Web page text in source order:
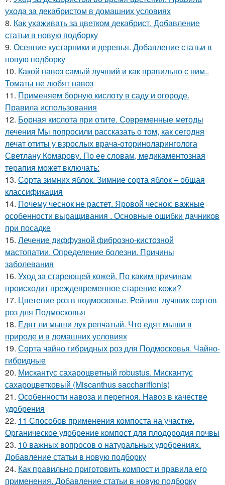
ухода за декабристом в домашних условиях
8. Как ухаживать за цветком декабрист. Добавление
статьи в новую подборку
9. Осенние кустарники и деревья. Добавление статьи в
новую подборку
10. Какой навоз самый лучший и как правильно с ним..
Томаты не любят навоз
11. Применяем борную кислоту в саду и огороде.
Правила использования
12. Борная кислота при отите. Современные методы
лечения Мы попросили рассказать о том, как сегодня
лечат отиты у взрослых врача-оториноларинголога
Светлану Комарову. По ее словам, медикаментозная
терапия может включать:
13. Сорта зимних яблок. Зимние сорта яблок – общая
классификация
14. Почему чеснок не растет. Яровой чеснок: важные
особенности выращивания . Основные ошибки дачников
при посадке
15. Лечение диффузной фиброзно-кистозной
мастопатии. Определение болезни. Причины
заболевания
16. Уход за стареющей кожей. По каким причинам
происходит преждевременное старение кожи?
17. Цветение роз в подмосковье. Рейтинг лучших сортов
роз для Подмосковья
18. Едят ли мыши лук репчатый. Что едят мыши в
природе и в домашних условиях
19. Сорта чайно гибридных роз для Подмосковья. Чайно-
гибридные
20. Мискантус сахароцветный robustus. Мискантус
сахароцветковый (Miscanthus sacchariflonis)
21. Особенности навоза и перегноя. Навоз в качестве
удобрения
22. 11 Способов применения компоста на участке.
Органическое удобрение компост для плодородия почвы
23. 10 важных вопросов о натуральных удобрениях.
Добавление статьи в новую подборку
24. Как правильно приготовить компост и правила его
применения. Добавление статьи в новую подборку